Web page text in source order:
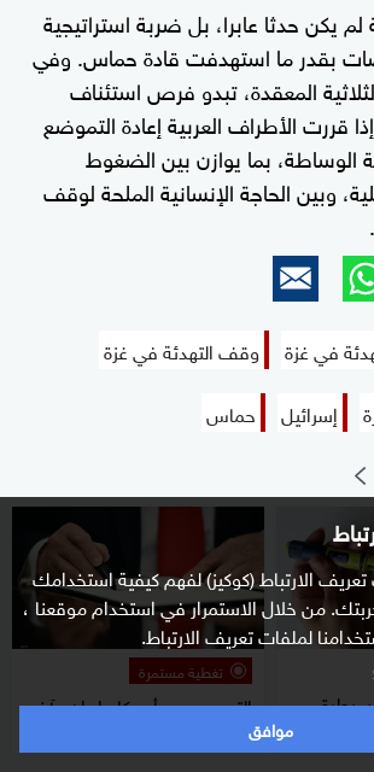
الارتباط (كوكيز) لفهم كيفية استخدامك
من خلال الاستمرار في استخدام موقعنا ،
لملفات تعريف الارتباط.
موافق
يكن حدثا عابرا، بل ضربة استراتيجية
بقدر ما استهدفت قادة حماس. وفي
المعقدة، تبدو فرص استئناف
قررت الأطراف العربية إعادة التموضع
الوساطة، بما يوازن بين الضغوط
وبين الحاجة الإنسانية الملحة لوقف
في غزة
وقف التهدئة في غزة
إسرائيل حماس
تغطية مستمرة
التصعيد بين أميركا وإيران.. آخر
الأخبار